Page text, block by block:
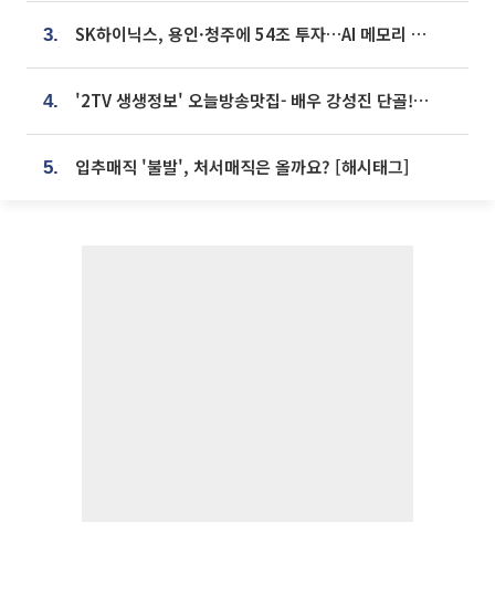
3. SK하이닉스, 용인·청주에 54조 투자…AI 메모리 생산기지 키운다
4. '2TV 생생정보' 오늘방송맛집- 배우 강성진 단골! 쌀국수ㆍ푸팟퐁 커리 맛집 '블○○○'
5. 입추매직 '불발', 처서매직은 올까요? [해시태그]